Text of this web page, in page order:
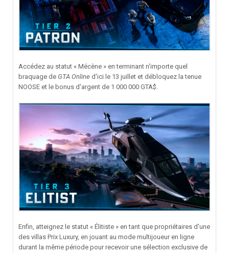
Accédez au statut « Mécène » en terminant n'importe quel
braquage de GTA Online d'ici le 13 juillet et débloquez la tenue
NOOSE et le bonus d'argent de 1 000 000 GTA$.
Enfin, atteignez le statut « Élitiste » en tant que propriétaires d'une
des villas Prix Luxury, en jouant au mode multijoueur en ligne
durant la même période pour recevoir une sélection exclusive de